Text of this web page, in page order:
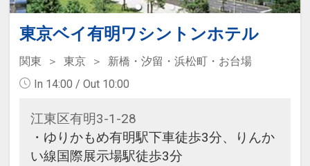
東京ベイ有明ワシントンホテル
関東 東京
新橋・汐留・浜松町・お台場
In 14:00 / Out 10:00
江東区有明3-1-28
・ゆりかもめ有明駅下車徒歩3分、りんか
い線国際展示場駅徒歩3分